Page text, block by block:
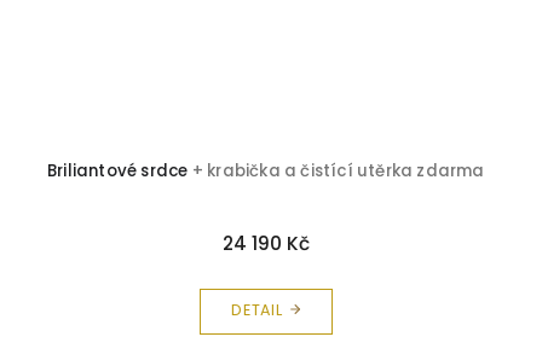
Briliantové srdce + krabička a čistící utěrka zdarma
24 190 Kč
DETAIL